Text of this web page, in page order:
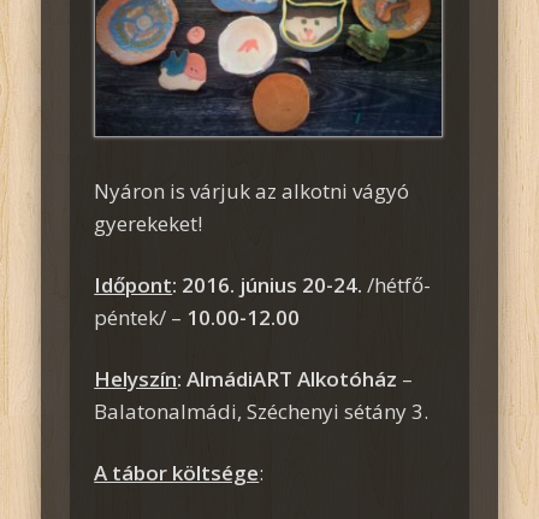
Nyáron is várjuk az alkotni vágyó
gyerekeket!
Időpont: 2016. június 20-24./hétfő-
péntek/ – 10.00-12.00
Helyszín: AlmádiART Alkotóház –
Balatonalmádi, Széchenyi sétány 3.
A tábor költsége: